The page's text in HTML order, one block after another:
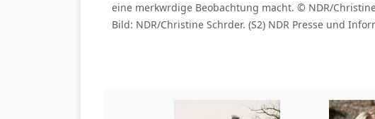
eine merkwrdige Beobachtung macht. © NDR/
Bild: NDR/Christine Schrder. (S2) NDR Presse und